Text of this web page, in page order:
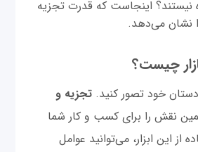
نیستند؟ اینجاست که قدرت تجزیه
نشان می‌دهد.
چیست؟
خود تصور کنید. تجزیه و
نقش را برای کسب و کار شما
از این ابزار، می‌توانید عوامل